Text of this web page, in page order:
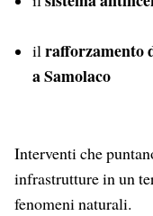
ilrafforzamento
a Samolaco
Interventi che
infrastrutture in un
fenomeni naturali.